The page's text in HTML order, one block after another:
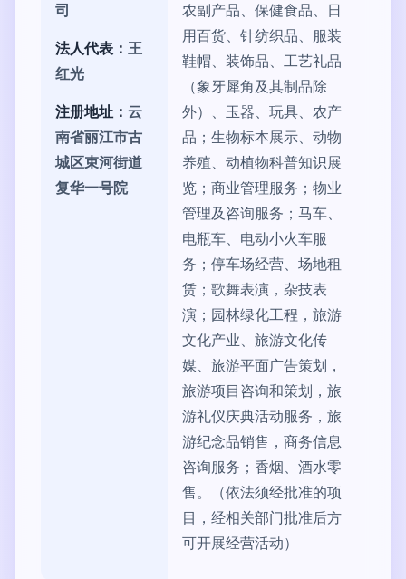
司
法人代表： 王
红光
注册地址： 云
南省丽江市古
城区束河街道
复华一号院
农副产品、保健食品、日
用百货、针纺织品、服装
鞋帽、装饰品、工艺礼品
（象牙犀角及其制品除
外）、玉器、玩具、农产
品；生物标本展示、动物
养殖、动植物科普知识展
览；商业管理服务；物业
管理及咨询服务；马车、
电瓶车、电动小火车服
务；停车场经营、场地租
赁；歌舞表演，杂技表
演；园林绿化工程，旅游
文化产业、旅游文化传
媒、旅游平面广告策划，
旅游项目咨询和策划，旅
游礼仪庆典活动服务，旅
游纪念品销售，商务信息
咨询服务；香烟、酒水零
售。（依法须经批准的项
目，经相关部门批准后方
可开展经营活动）